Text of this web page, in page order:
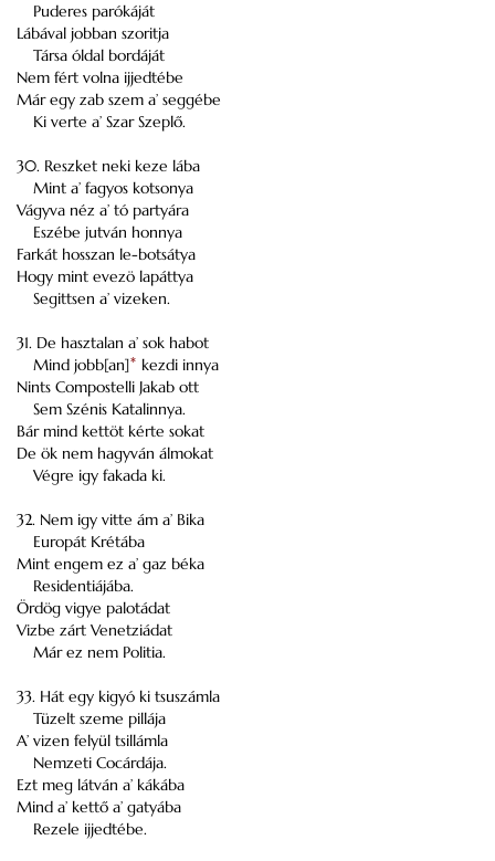
Puderes parókáját
Lábával jobban szoritja
Társa óldal bordáját
Nem fért volna ijjedtébe
Már egy zab szem a’ seggébe
Ki verte a’ Szar Szeplő.
30. Reszket neki keze lába
Mint a’ fagyos kotsonya
Vágyva néz a’ tó partyára
Eszébe jutván honnya
Farkát hosszan le-botsátya
Hogy mint evezö lapáttya
Segittsen a’ vizeken.
31. De hasztalan a’ sok habot
Mind jobb[an]* kezdi innya
Nints Compostelli Jakab ott
Sem Szénis Katalinnya.
Bár mind kettöt kérte sokat
De ök nem hagyván álmokat
Végre igy fakada ki.
32. Nem igy vitte ám a’ Bika
Europát Krétába
Mint engem ez a’ gaz béka
Residentiájába.
Ördög vigye palotádat
Vizbe zárt Venetziádat
Már ez nem Politia.
33. Hát egy kigyó ki tsuszámla
Tüzelt szeme pillája
A’ vizen felyül tsillámla
Nemzeti Cocárdája.
Ezt meg látván a’ kákába
Mind a’ kettő a’ gatyába
Rezele ijjedtébe.